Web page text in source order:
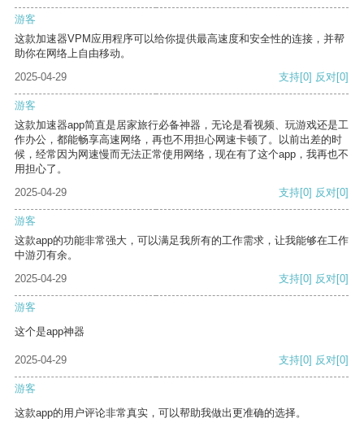
游客
这款加速器VPM应用程序可以给你提供最高速度和安全性的连接，并帮
助你在网络上自由移动。
2025-04-29
支持[0] 反对[0]
游客
这款加速器app简直是居家旅行必备神器，无论是看视频、玩游戏还是工
作办公，都能畅享高速网络，再也不用担心网速卡顿了。以前出差的时
候，经常因为网速慢而无法正常使用网络，现在有了这个app，我再也不
用担心了。
2025-04-29
支持[0] 反对[0]
游客
这款app的功能非常强大，可以满足我所有的工作需求，让我能够在工作
中游刃有余。
2025-04-29
支持[0] 反对[0]
游客
这个是app神器
2025-04-29 支持[0] 反对[0]
游客
这款app的用户评论非常真实，可以帮助我做出更准确的选择。